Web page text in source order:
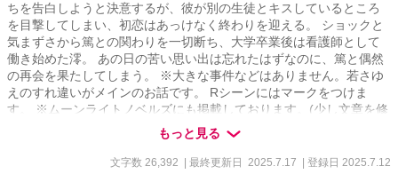
ちを告白しようと決意するが、彼が別の生徒とキスしているところ
を目撃してしまい、初恋はあっけなく終わりを迎える。 ショックと
気まずさから篤との関わりを一切断ち、大学卒業後は看護師として
働き始めた澪。 あの日の苦い思い出は忘れたはずなのに、篤と偶然
の再会を果たしてしまう。 ※大きな事件などはありません。若さゆ
えのすれ違いがメインのお話です。 Rシーンにはマークをつけま
す。 ※ムーンライトノベルズにも掲載しております。(少し文章を修
正したものをこちらに載せてます) ※2〜3万字程度のお話ですので、
サラッと読んでいただけたらなと思います！
もっと見る
文字数 26,392 | 最終更新日 2025.7.17 | 登録日 2025.7.12